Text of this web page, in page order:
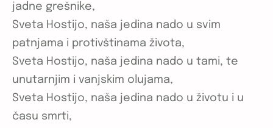
jadne grešnike,
Sveta Hostijo, naša jedina nado u svim
patnjama i protivštinama života,
Sveta Hostijo, naša jedina nado u tami, te
unutarnjim i vanjskim olujama,
Sveta Hostijo, naša jedina nado u životu i u
času smrti,